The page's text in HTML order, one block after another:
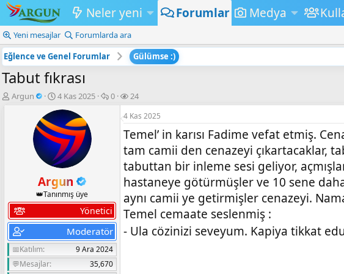
Neler yeni Forumlar Medya
Yeni mesajlar
Forumlarda ara
Eğlence ve Genel Forumlar
Gülümse :)
Tabut fıkrası
K
l
a
a
n
Argun
B
ş
l
a
n
g
ç
t
a
r
h
4 Kas 2025
💬
0
👁️‍🗨️
G
ö
r
ü
n
t
ü
l
e
m
e
24
Argun
👑Tanınmış üye
Yönetici
Moderatör
📅Katılım
9 Ara 2024
💬Mesajlar
35,670
4 Kas 2025
Temel’ in karısı Fadime vefat etmiş.
tam camii den cenazeyi çıkartacaklar,
tabuttan bir inleme sesi geliyor,
hastaneye götürmüşler ve 10 sene
aynı camii ye getirmişler cenazeyi.
Temel cemaate seslenmiş :
- Ula cözinizi seveyum. Kapiya tikkat